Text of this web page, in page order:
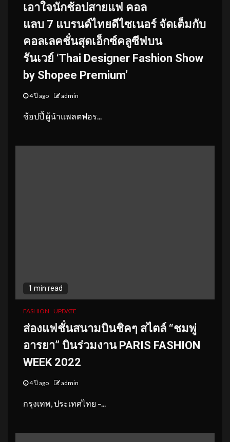
เอาใจนักช้อปสายแฟ คอล
แลบ 7 แบรนด์ไทยดีไซเนอร์ จัดเต็มกับ
คอลเลคชั่นสุดเอ็กซ์คลูซีฟบน
รันเวย์ ‘Thai Designer Fashion Show
by Shopee Premium’
4 ปี ago admin
ช้อปปี้ ผู้นำแพลตฟอร...
1 min read
FASHION UPDATE
ส่องแฟชั่นสนามบินชิคๆ สไตล์ “ชมพู่
อารยา” บินร่วมงาน PARIS FASHION
WEEK 2022
4 ปี ago admin
กรุงเทพ, ประเทศไทย –...